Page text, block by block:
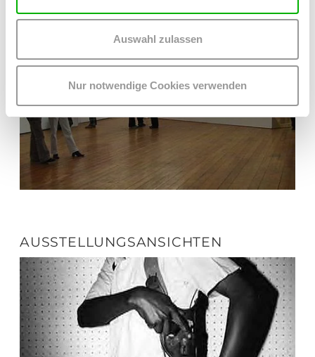
Auswahl zulassen
Nur notwendige Cookies verwenden
AUSSTELLUNGSANSICHTEN